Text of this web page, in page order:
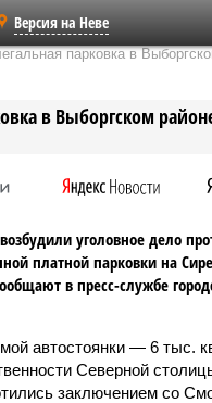
Версия на Неве
парковка в
в Выборгском
уголовное дело
платной парковки на
в пресс-службе
автостоянки — 6 тыс.
Северной
заключением со